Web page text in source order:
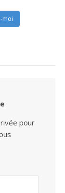
moi
pour